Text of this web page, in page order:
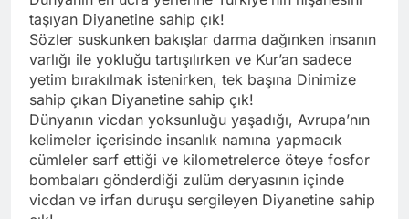
taşıyan Diyanetine sahip çık!
Sözler suskunken bakışlar darma dağınken insanın
varlığı ile yokluğu tartışılırken ve Kur’an sadece
yetim bırakılmak istenirken, tek başına Dinimize
sahip çıkan Diyanetine sahip çık!
Dünyanın vicdan yoksunluğu yaşadığı, Avrupa’nın
kelimeler içerisinde insanlık namına yapmacık
cümleler sarf ettiği ve kilometrelerce öteye fosfor
bombaları gönderdiği zulüm deryasının içinde
vicdan ve irfan duruşu sergileyen Diyanetine sahip